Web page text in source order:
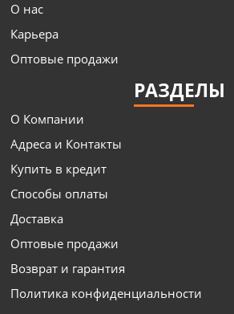
О нас
Карьера
Оптовые продажи
РАЗДЕЛЫ
О Компании
Адреса и Контакты
Купить в кредит
Способы оплаты
Доставка
Оптовые продажи
Возврат и гарантия
Политика конфиденциальности